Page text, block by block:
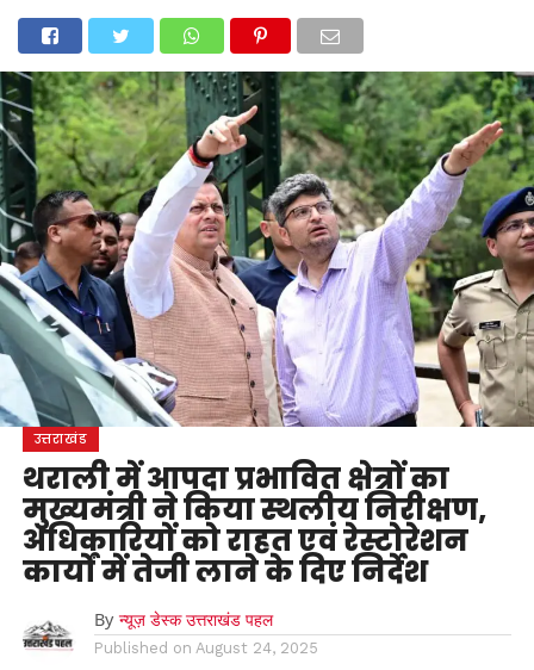
उत्तराखंडअल्मोड़ाउत्तरकाशीउधम सिंह नगर चंपावत चमोली टिहरी गढ़वाल
देहरादूननैनीतालपिथौरागढ़पौड़ी गढ़वाल बागेश्वर रुद्रप्रयागहरिद्वारदेशदुनिया
मनोरंजन
उत्तराखंड
थराली में आपदा प्रभावित क्षेत्रों का
मुख्यमंत्री ने किया स्थलीय निरीक्षण,
अधिकारियों को राहत एवं रेस्टोरेशन
कार्यों में तेजी लाने के दिए निर्देश
By न्यूज़ डेस्क उत्तराखंड पहल
Published on August 24, 2025